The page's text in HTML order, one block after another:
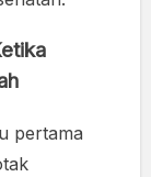
pertama